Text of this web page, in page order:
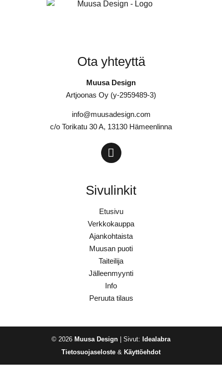
Ota yhteyttä
Muusa Design
Artjoonas Oy (y-2959489-3)
info@muusadesign.com
c/o Torikatu 30 A, 13130 Hämeenlinna
Sivulinkit
Etusivu
Verkkokauppa
Ajankohtaista
Muusan puoti
Taiteilija
Jälleenmyynti
Info
Peruuta tilaus
© 2026 Muusa Design | Sivut: Idealabra
Tietosuojaseloste & Käyttöehdot